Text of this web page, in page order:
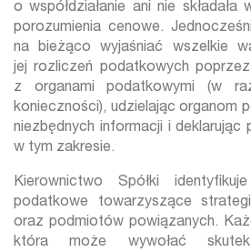
o współdziałanie ani nie składała
porozumienia cenowe.
na bieżąco wyjaśniać wszelkie
jej rozliczeń podatkowych
z organami podatkowymi (w
konieczności), udzielając organom
niezbędnych informacji i deklarując
w tym zakresie.
Kierownictwo Spółki
podatkowe towarzyszące
oraz podmiotów powiązanych.
która może wywołać